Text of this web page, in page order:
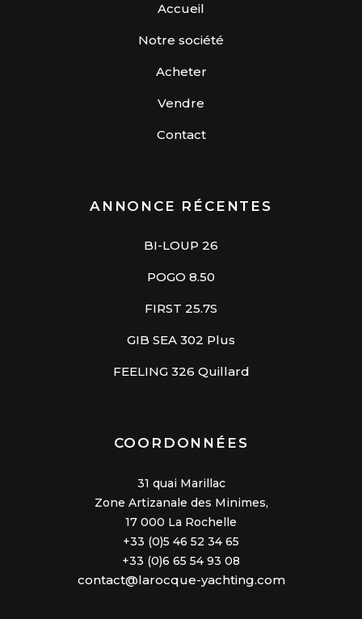
Accueil
Notre société
Acheter
Vendre
Contact
ANNONCE RÉCENTES
BI-LOUP 26
POGO 8.50
FIRST 25.7S
GIB SEA 302 Plus
FEELING 326 Quillard
COORDONNÉES
31 quai Marillac
Zone Artizanale des Minimes,
17 000 La Rochelle
+33 (0)5 46 52 34 65
+33 (0)6 65 54 93 08
contact@larocque-yachting.com